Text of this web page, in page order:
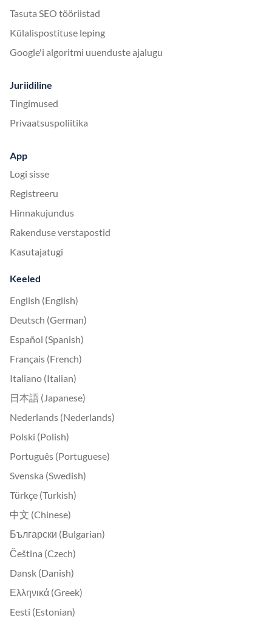
Tasuta SEO tööriistad
Külalispostituse leping
Google'i algoritmi uuenduste ajalugu
Juriidiline
Tingimused
Privaatsuspoliitika
App
Logi sisse
Registreeru
Hinnakujundus
Rakenduse verstapostid
Kasutajatugi
Keeled
English (English)
Deutsch (German)
Español (Spanish)
Français (French)
Italiano (Italian)
日本語 (Japanese)
Nederlands (Nederlands)
Polski (Polish)
Português (Portuguese)
Svenska (Swedish)
Türkçe (Turkish)
中文 (Chinese)
Български (Bulgarian)
Čeština (Czech)
Dansk (Danish)
Ελληνικά (Greek)
Eesti (Estonian)